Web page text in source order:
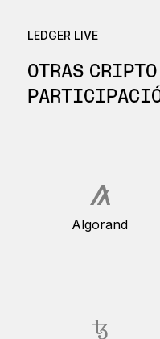
LEDGER LIVE
OTRAS CRIPTO
Algorand